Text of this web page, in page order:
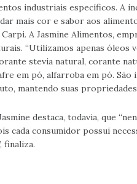
industriais específicos. A
mais cor e sabor aos
A Jasmine Alimentos,
“Utilizamos apenas óleos
stevia natural, corante
em pó, alfarroba em pó. São
mantendo suas
destaca, todavia, que
cada consumidor possui
finaliza.